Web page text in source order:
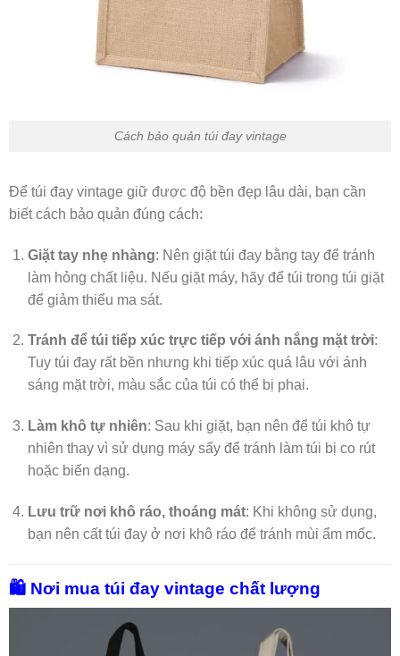
Cách bảo quản túi đay vintage
Để túi đay vintage giữ được độ bền đẹp lâu dài, bạn cần
biết cách bảo quản đúng cách:
Giặt tay nhẹ nhàng: Nên giặt túi đay bằng tay để tránh
làm hỏng chất liệu. Nếu giặt máy, hãy để túi trong túi giặt
để giảm thiểu ma sát.
Tránh để túi tiếp xúc trực tiếp với ánh nắng mặt trời:
Tuy túi đay rất bền nhưng khi tiếp xúc quá lâu với ánh
sáng mặt trời, màu sắc của túi có thể bị phai.
Làm khô tự nhiên: Sau khi giặt, bạn nên để túi khô tự
nhiên thay vì sử dụng máy sấy để tránh làm túi bị co rút
hoặc biến dạng.
Lưu trữ nơi khô ráo, thoáng mát: Khi không sử dụng,
bạn nên cất túi đay ở nơi khô ráo để tránh mùi ẩm mốc.
🛍️ Nơi mua túi đay vintage chất lượng